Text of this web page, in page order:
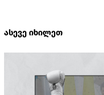
ასევე იხილეთ